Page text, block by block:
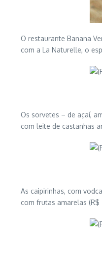
O restaurante Banana
com a La Naturelle, o
Os sorvetes – de açaí,
com leite de castanhas
As caipirinhas, com
com frutas amarelas (R$